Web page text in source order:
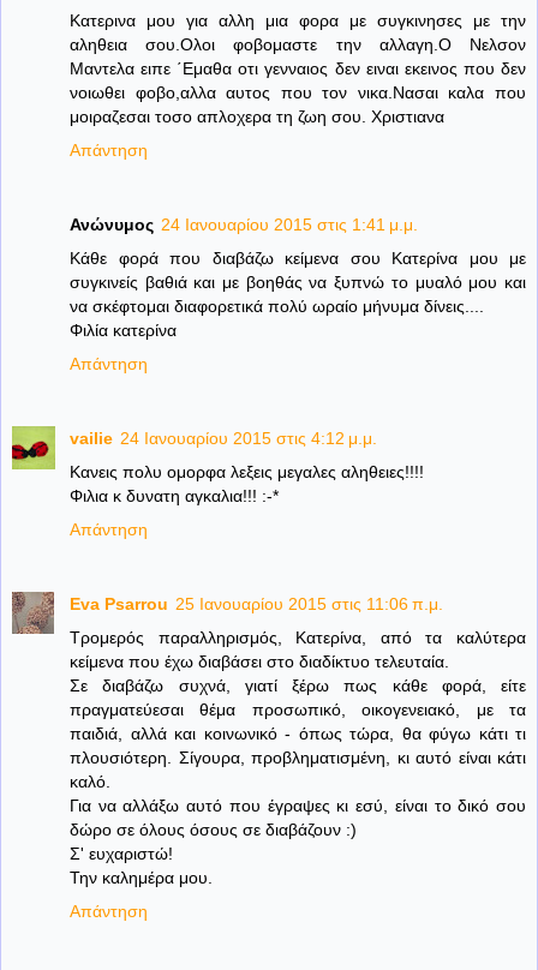
Κατερινα μου για αλλη μια φορα με συγκινησες με την
αληθεια σου.Ολοι φοβομαστε την αλλαγη.Ο Νελσον
Μαντελα ειπε ΄Εμαθα οτι γενναιος δεν ειναι εκεινος που δεν
νοιωθει φοβο,αλλα αυτος που τον νικα.Νασαι καλα που
μοιραζεσαι τοσο απλοχερα τη ζωη σου. Χριστιανα
Απάντηση
Ανώνυμος 24 Ιανουαρίου 2015 στις 1:41 μ.μ.
Κάθε φορά που διαβάζω κείμενα σου Κατερίνα μου με
συγκινείς βαθιά και με βοηθάς να ξυπνώ το μυαλό μου και
να σκέφτομαι διαφορετικά πολύ ωραίο μήνυμα δίνεις....
Φιλία κατερίνα
Απάντηση
vailie 24 Ιανουαρίου 2015 στις 4:12 μ.μ.
Κανεις πολυ ομορφα λεξεις μεγαλες αληθειες!!!!
Φιλια κ δυνατη αγκαλια!!! :-*
Απάντηση
Eva Psarrou 25 Ιανουαρίου 2015 στις 11:06 π.μ.
Τρομερός παραλληρισμός, Κατερίνα, από τα καλύτερα
κείμενα που έχω διαβάσει στο διαδίκτυο τελευταία.
Σε διαβάζω συχνά, γιατί ξέρω πως κάθε φορά, είτε
πραγματεύεσαι θέμα προσωπικό, οικογενειακό, με τα
παιδιά, αλλά και κοινωνικό - όπως τώρα, θα φύγω κάτι τι
πλουσιότερη. Σίγουρα, προβληματισμένη, κι αυτό είναι κάτι
καλό.
Για να αλλάξω αυτό που έγραψες κι εσύ, είναι το δικό σου
δώρο σε όλους όσους σε διαβάζουν :)
Σ' ευχαριστώ!
Την καλημέρα μου.
Απάντηση